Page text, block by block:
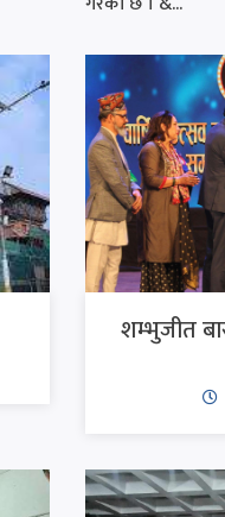
शम्भुजीत